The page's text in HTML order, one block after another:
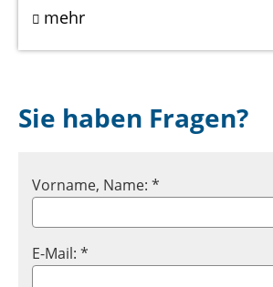
mehr
Sie haben Fragen?
Vorname, Name: *
E-Mail: *